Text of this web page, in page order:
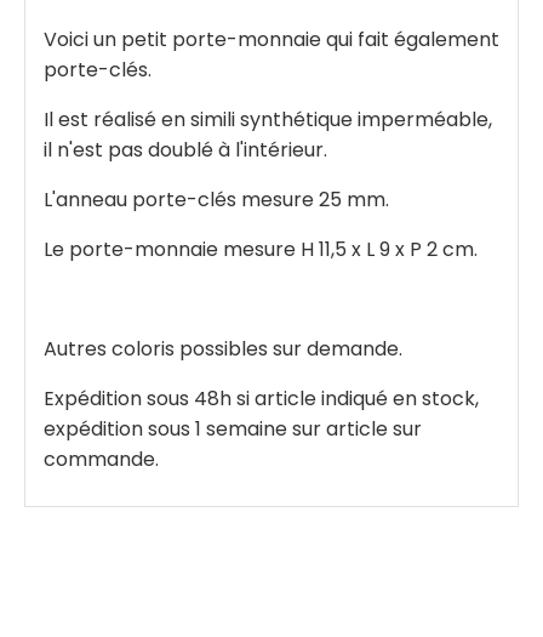
Voici un petit porte-monnaie qui fait également
porte-clés.
Il est réalisé en simili synthétique imperméable,
il n'est pas doublé à l'intérieur.
L'anneau porte-clés mesure 25 mm.
Le porte-monnaie mesure H 11,5 x L 9 x P 2 cm.
Autres coloris possibles sur demande.
Expédition sous 48h si article indiqué en stock,
expédition sous 1 semaine sur article sur
commande.